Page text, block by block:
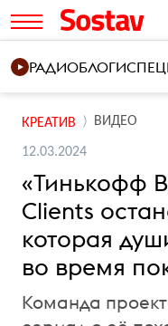
РАДИОБЛОГИ
КРЕАТИВ ВИДЕО
12.03.2024
«Тинькофф
Clients
которая
во время
Команда